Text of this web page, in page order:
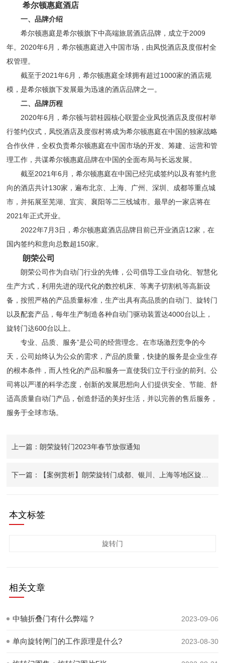
希尔顿惠庭酒店
一、品牌介绍
希尔顿惠庭是希尔顿旗下中高端旅居酒店品牌，成立于2009
年。2020年6月，希尔顿惠庭进入中国市场，由凤悦酒店及度假村全
权管理。
截至于2021年6月，希尔顿惠庭全球拥有超过1000家的酒店规
模，是希尔顿旗下发展最为迅速的酒店品牌之一。
二、品牌历程
2020年6月，希尔顿与碧桂园核心联盟企业凤悦酒店及度假村举
行签约仪式，凤悦酒店及度假村将成为希尔顿惠庭在中国的独家战略
合作伙伴，全权负责希尔顿惠庭在中国市场的开发、筹建、运营和管
理工作，共谋希尔顿惠庭品牌在中国的全面布局与长远发展。
截至2021年6月，希尔顿惠庭在中国已经完成签约以及有签约意
向的酒店共计130家，遍布北京、上海、广州、深圳、成都等重点城
市，并拓展至芜湖、宜宾、襄阳等二三线城市。最早的一家店将在
2021年正式开业。
2022年7月3日，希尔顿惠庭酒店品牌目前已开业酒店12家，在
国内签约和意向总数超150家。
朗荣公司
朗荣公司作为自动门行业的先锋，公司倡导工业自动化、智慧化
生产方式，利用先进的现代化的数控机床、等离子切割机等高新设
备，按照严格的产品质量标准，生产出具有高品质的自动门、旋转门
以及配套产品，每年生产制造各种自动门驱动装置达4000台以上，
旋转门达600台以上。
专业、品质、服务”是公司的经营理念。在市场激烈竞争的今
天，公司始终认为公众的需求，产品的质量，快捷的服务是企业生存
的根本条件，而人性化的产品和服务一直使我们立于行业的前列。公
司将以严谨的科学态度，创新的发展思想向人们提供安全、节能、舒
适高质量自动门产品，创造舒适的美好生活，并以完善的售后服务，
服务于全球市场。
上一篇：朗荣旋转门2023年春节放假通知
下一篇：【案例赏析】朗荣旋转门成都、银川、上海等地区旋转门项目
本文标签
旋转门
相关文章
中轴折叠门有什么弊端？ 2023-09-06
单向旋转闸门的工作原理是什么? 2023-08-30